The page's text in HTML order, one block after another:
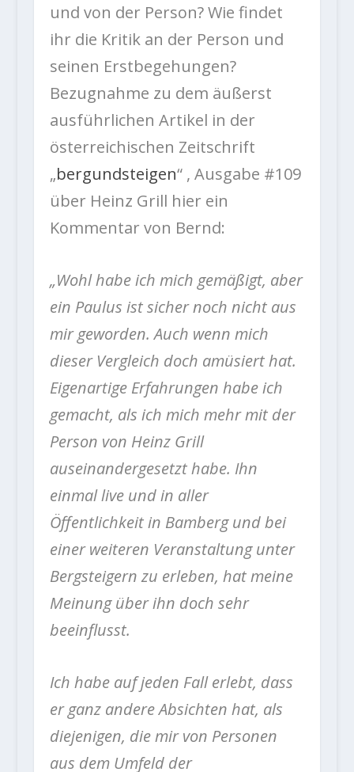
und von der Person? Wie findet
ihr die Kritik an der Person und
seinen Erstbegehungen?
Bezugnahme zu dem äußerst
ausführlichen Artikel in der
österreichischen Zeitschrift
„bergundsteigen“ , Ausgabe #109
über Heinz Grill hier ein
Kommentar von Bernd:
„Wohl habe ich mich gemäßigt, aber
ein Paulus ist sicher noch nicht aus
mir geworden. Auch wenn mich
dieser Vergleich doch amüsiert hat.
Eigenartige Erfahrungen habe ich
gemacht, als ich mich mehr mit der
Person von Heinz Grill
auseinandergesetzt habe. Ihn
einmal live und in aller
Öffentlichkeit in Bamberg und bei
einer weiteren Veranstaltung unter
Bergsteigern zu erleben, hat meine
Meinung über ihn doch sehr
beeinflusst.
Ich habe auf jeden Fall erlebt, dass
er ganz andere Absichten hat, als
diejenigen, die mir von Personen
aus dem Umfeld der